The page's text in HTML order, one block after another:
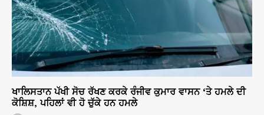
ਖਾਲਿਸਤਾਨ ਪੱਖੀ ਸੋਚ ਰੱਖਣ ਕਰਕੇ ਰੰਜੀਵ ਕੁਮਾਰ ਵਾਸਨ ‘ਤੇ ਹਮਲੇ ਦੀ
ਕੋਸ਼ਿਸ਼, ਪਹਿਲਾਂ ਵੀ ਹੋ ਚੁੱਕੇ ਹਨ ਹਮਲੇ